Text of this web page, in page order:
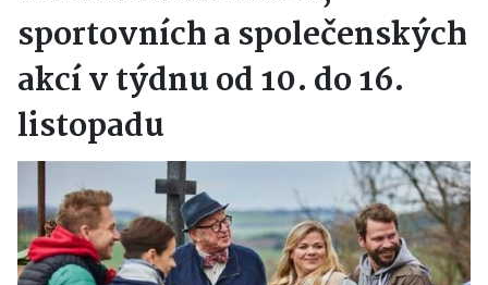
sportovních a společenských
akcí v týdnu od 10. do 16.
listopadu